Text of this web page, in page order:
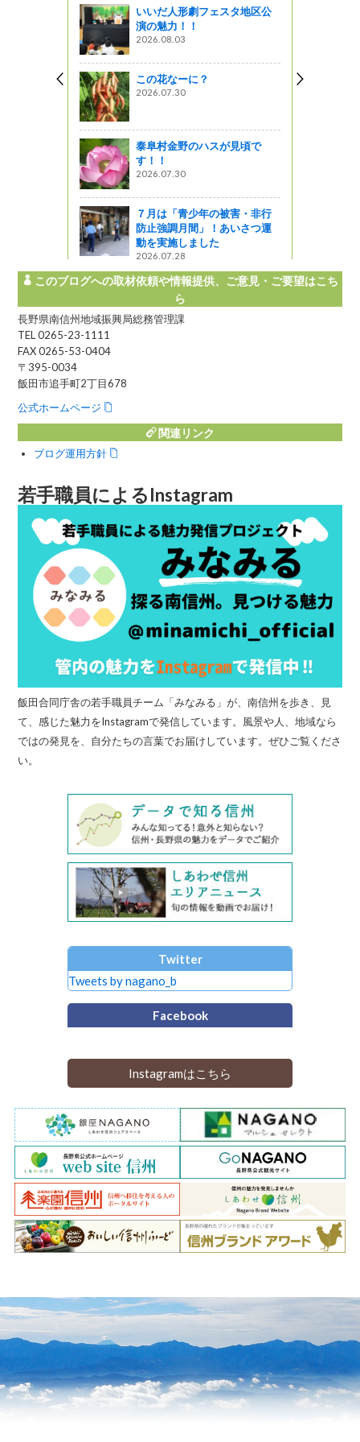
いいだ人形劇フェスタ地区公
演の魅力！！
2026.08.03
この花なーに？
2026.07.30
泰阜村金野のハスが見頃で
す！！
2026.07.30
７月は「青少年の被害・非行
防止強調月間」！あいさつ運
動を実施しました
2026.07.28
このブログへの取材依頼や情報提供、ご意見・ご要望はこち
ら
長野県南信州地域振興局総務管理課
TEL 0265-23-1111
FAX 0265-53-0404
〒395-0034
飯田市追手町2丁目678
公式ホームページ
関連リンク
ブログ運用方針
若手職員によるInstagram
飯田合同庁舎の若手職員チーム「みなみる」が、南信州を歩き、見
て、感じた魅力をInstagramで発信しています。風景や人、地域なら
ではの発見を、自分たちの言葉でお届けしています。ぜひご覧くださ
い。
Twitter
Tweets by nagano_b
Facebook
Instagramはこちら